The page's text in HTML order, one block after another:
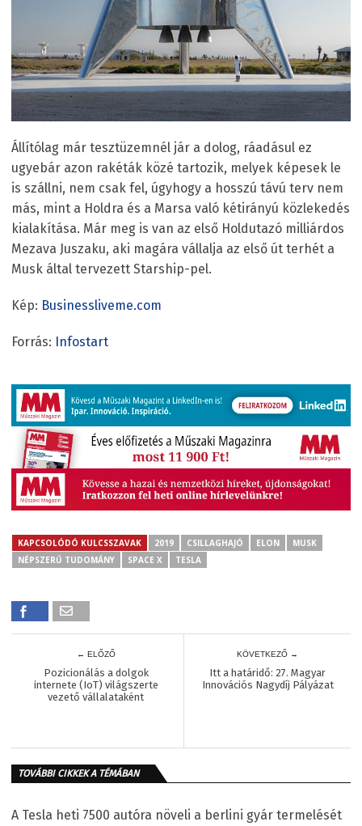
Állítólag már tesztüzemnél jár a dolog, ráadásul ez
ugyebár azon rakéták közé tartozik, melyek képesek le
is szállni, nem csak fel, úgyhogy a hosszú távú terv nem
más, mint a Holdra és a Marsa való kétirányú közlekedés
kialakítása. Már meg is van az első Holdutazó milliárdos
Mezava Juszaku, aki magára vállalja az első út terhét a
Musk által tervezett Starship-pel.
Kép: Businessliveme.com
Forrás: Infostart
KAPCSOLÓDÓ KULCSSZAVAK 2019 CSILLAGHAJÓ ELON
MUSK
NÉPSZERŰ TUDOMÁNY
SPACE X TESLA
← ELŐZŐ
Pozicionálás a dolgok
internete (IoT) világszerte
vezető vállalataként
KÖVETKEZŐ →
Itt a határidő: 27. Magyar
Innovációs Nagydíj Pályázat
TOVÁBBI CIKKEK A TÉMÁBAN
A Tesla heti 7500 autóra növeli a berlini gyár termelését